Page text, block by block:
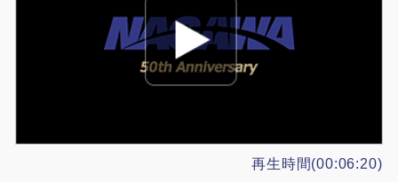
再生時間(00:06:20)